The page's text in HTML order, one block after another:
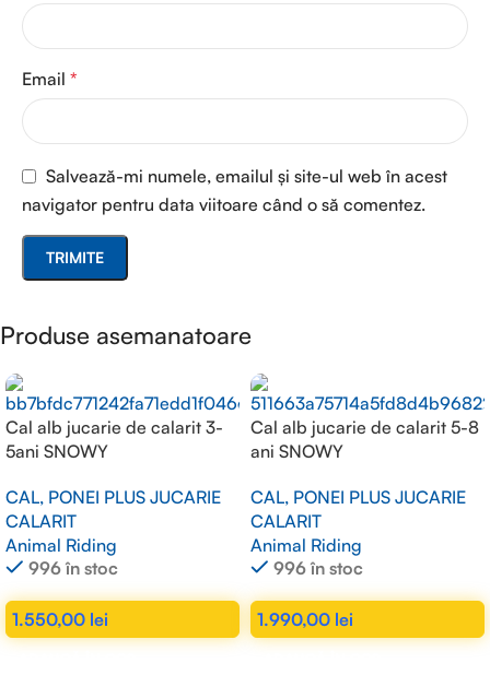
Email *
Salvează-mi numele, emailul și site-ul web în acest
navigator pentru data viitoare când o să comentez.
Produse asemanatoare
Cal alb jucarie de calarit 3-
5ani SNOWY
CAL, PONEI PLUS JUCARIE
CALARIT
Animal Riding
996 în stoc
1.550,00 lei
Cal alb jucarie de calarit 5-8
ani SNOWY
CAL, PONEI PLUS JUCARIE
CALARIT
Animal Riding
996 în stoc
1.990,00 lei